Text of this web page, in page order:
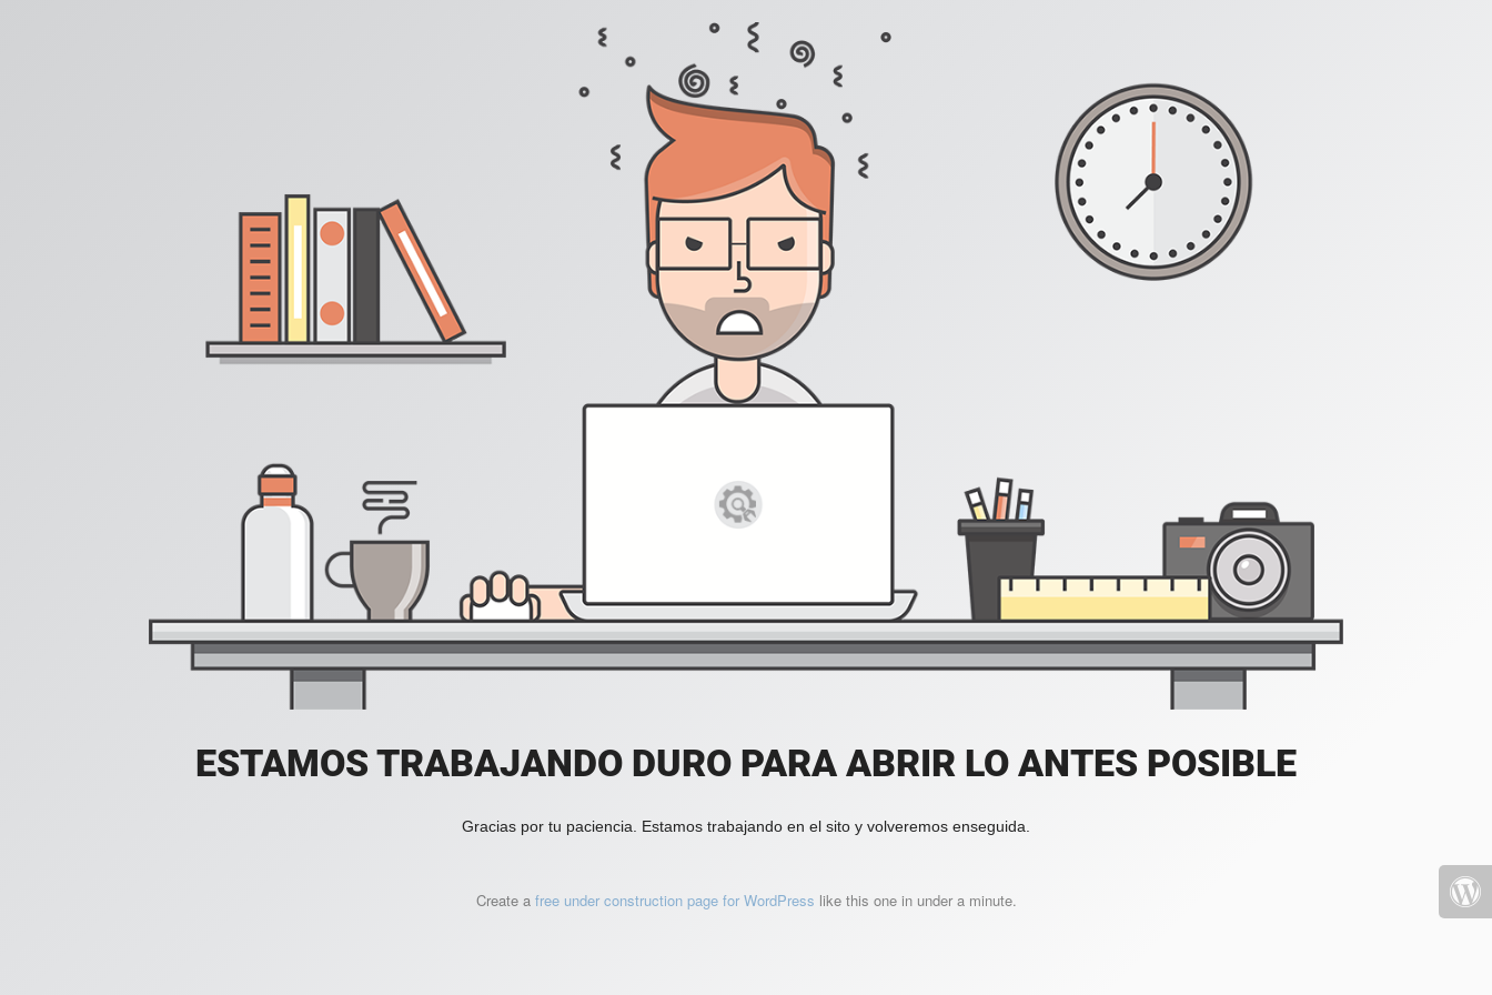
ESTAMOS TRABAJANDO DURO PARA ABRIR LO ANTES POSIBLE
Gracias por tu paciencia. Estamos trabajando en el sito y volveremos enseguida.
Create a free under construction page for WordPress like this one in under a minute.